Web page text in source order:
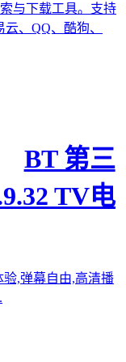
与下载工具。支持
、QQ、酷狗、
BT 第三
TV电
,弹幕自由,高清播